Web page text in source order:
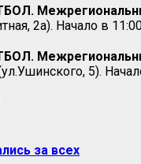
2а). Начало в
5).
за всех